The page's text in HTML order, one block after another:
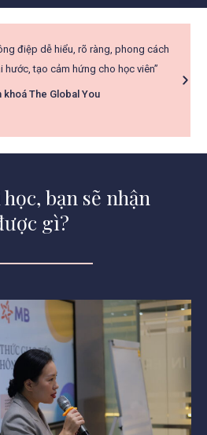
điệp dễ hiểu, rõ ràng, phong cách
hước, tạo cảm hứng cho học viên”
khoá The Global You
học, bạn sẽ nhận
gì?